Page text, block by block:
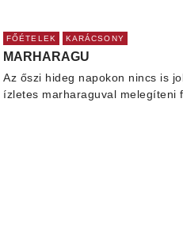
FŐÉTELEK KARÁCSONY
MARHARAGU
Az őszi hideg napokon nincs is
ízletes marharaguval melegíteni